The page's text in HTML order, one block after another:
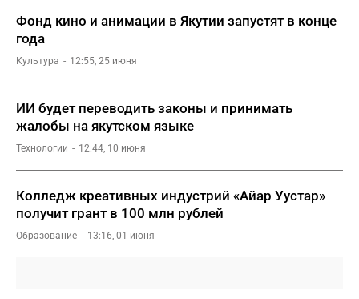
Фонд кино и анимации в Якутии запустят в конце
года
Культура 12:55, 25 июня
ИИ будет переводить законы и принимать
жалобы на якутском языке
Технологии 12:44, 10 июня
Колледж креативных индустрий «Айар Уустар»
получит грант в 100 млн рублей
Образование 13:16, 01 июня